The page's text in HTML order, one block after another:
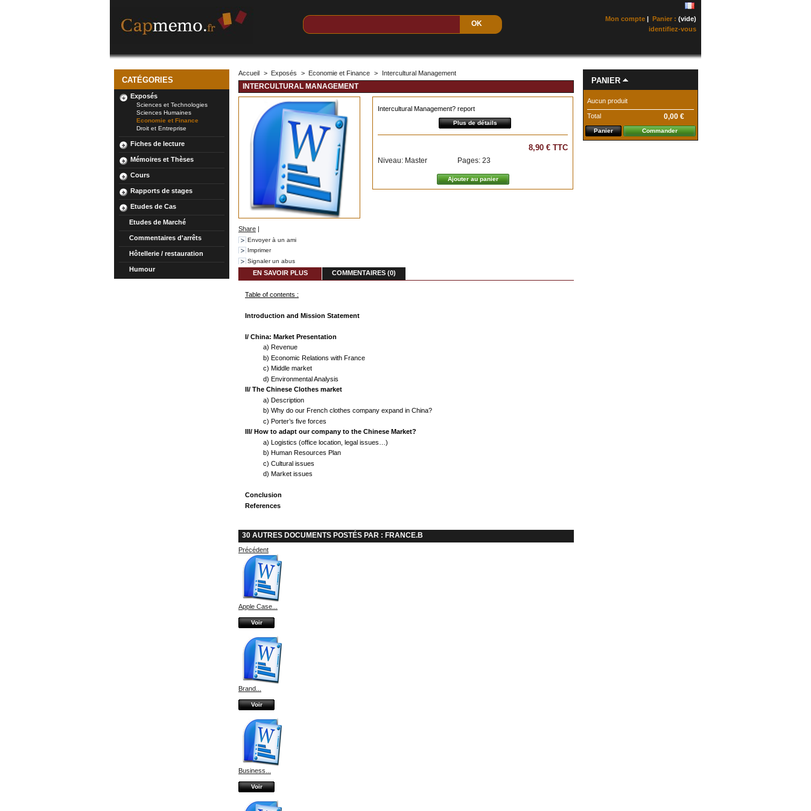
Mon compte | Panier : (vide)
identifiez-vous
CATÉGORIES
Exposés
Sciences et Technologies
Sciences Humaines
Economie et Finance
Droit et Entreprise
Fiches de lecture
Mémoires et Thèses
Cours
Rapports de stages
Etudes de Cas
Etudes de Marché
Commentaires d'arrêts
Hôtellerie / restauration
Humour
Accueil > Exposés > Economie et Finance > Intercultural Management
INTERCULTURAL MANAGEMENT
Share |
Envoyer à un ami
Imprimer
Signaler un abus
Intercultural Management? report
Plus de détails
8,90 € TTC
Niveau: Master
Pages: 23
EN SAVOIR PLUS COMMENTAIRES (0)
Table of contents :
Introduction and Mission Statement
I/ China: Market Presentation
a) Revenue
b) Economic Relations with France
c) Middle market
d) Environmental Analysis
II/ The Chinese Clothes market
a) Description
b) Why do our French clothes company expand in China?
c) Porter’s five forces
III/ How to adapt our company to the Chinese Market?
a) Logistics (office location, legal issues…)
b) Human Resources Plan
c) Cultural issues
d) Market issues
Conclusion
References
30 AUTRES DOCUMENTS POSTÉS PAR : FRANCE.B
Précédent
Apple Case...
Voir
Brand...
Voir
Business...
Voir
PANIER
Aucun produit
Total 0,00 €
Panier Commander